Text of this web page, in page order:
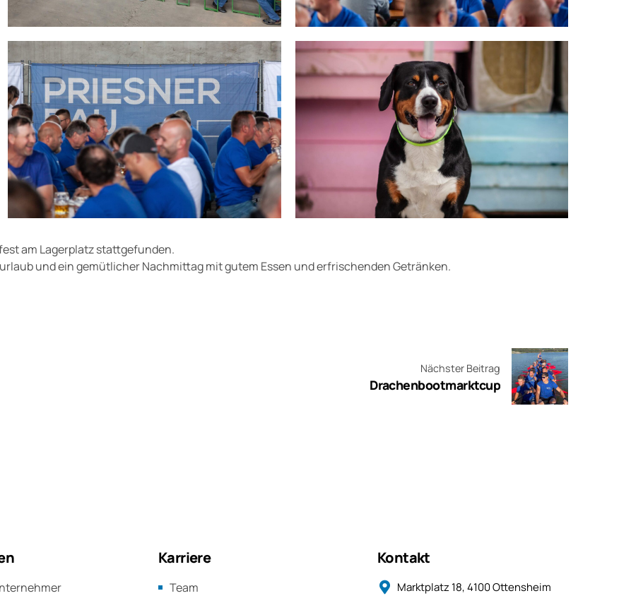
am Lagerplatz stattgefunden.
und ein gemütlicher Nachmittag mit gutem Essen und erfrischenden Getränken.
Nächster Beitrag
Drachenbootmarktcup
Karriere
Team
Kontakt
Marktplatz 18, 4100 Ottensheim